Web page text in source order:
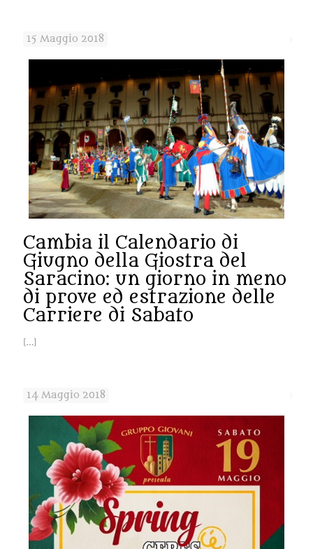
15 Maggio 2018
Cambia il Calendario di
Giugno della Giostra del
Saracino: un giorno in meno
di prove ed estrazione delle
Carriere di Sabato
[…]
14 Maggio 2018